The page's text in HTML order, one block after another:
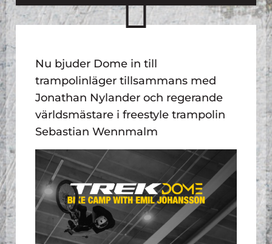
Nu bjuder Dome in till
trampolinläger tillsammans med
Jonathan Nylander och regerande
världsmästare i freestyle trampolin
Sebastian Wennmalm